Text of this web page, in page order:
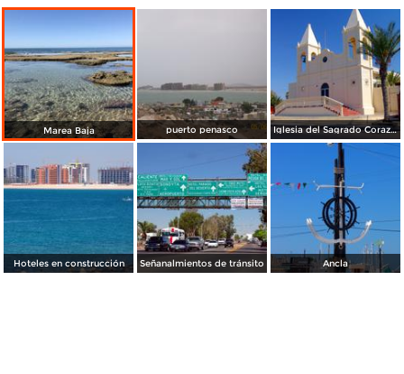
Marea Baja puerto penasco Iglesia del Sagrado Corazón
Hoteles en construcción Señanalmientos de tránsito Ancla